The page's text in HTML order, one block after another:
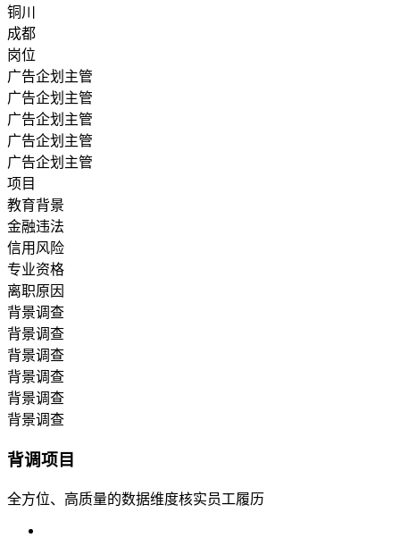
铜川
成都
岗位
广告企划主管
广告企划主管
广告企划主管
广告企划主管
广告企划主管
项目
教育背景
金融违法
信用风险
专业资格
离职原因
背景调查
背景调查
背景调查
背景调查
背景调查
背景调查
背调项目
全方位、高质量的数据维度核实员工履历